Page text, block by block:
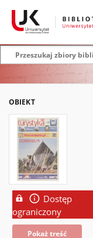
OBIEKT
Dostęp
ograniczony
Pokaż treść